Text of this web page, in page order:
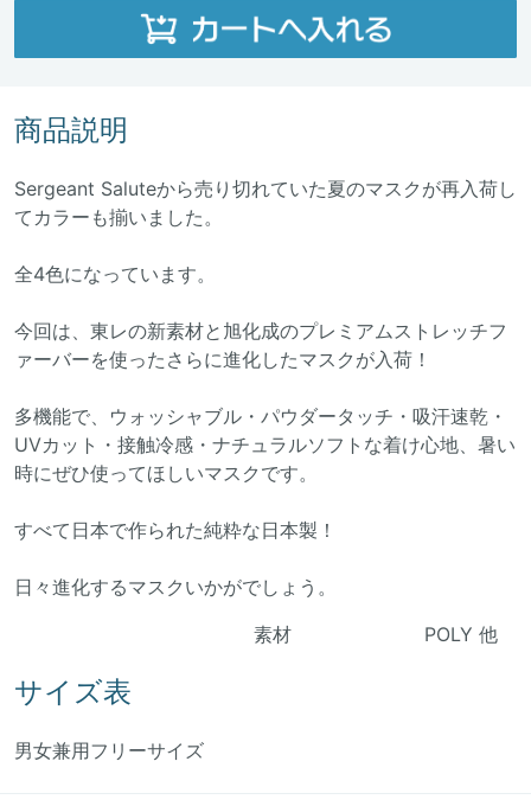
商品説明
Sergeant Saluteから売り切れていた夏のマスクが再入荷し
てカラーも揃いました。
全4色になっています。
今回は、東レの新素材と旭化成のプレミアムストレッチフ
ァーバーを使ったさらに進化したマスクが入荷！
多機能で、ウォッシャブル・パウダータッチ・吸汗速乾・
UVカット・接触冷感・ナチュラルソフトな着け心地、暑い
時にぜひ使ってほしいマスクです。
すべて日本で作られた純粋な日本製！
日々進化するマスクいかがでしょう。
素材 POLY 他
サイズ表
男女兼用フリーサイズ